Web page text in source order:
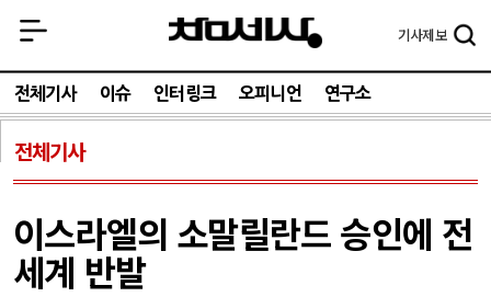
기사제보
전체기사 이슈 인터링크 오피니언 연구소
전체기사
이스라엘의 소말릴란드 승인에 전
세계 반발